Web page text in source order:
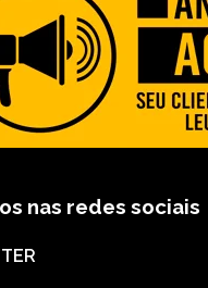
nas redes sociais